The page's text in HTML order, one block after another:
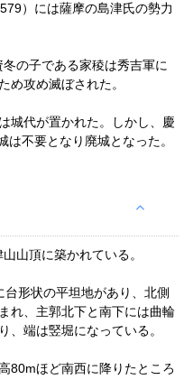
）には薩摩の島津氏の勢力
の子である家稜は秀吉軍に
め攻め滅ぼされた。
城代が置かれた。しかし、慶
は不要となり廃城となった。
山頂に築かれている。
形状の平坦地があり、北側
れ、主郭北下と南下には曲輪
端は竪堀になっている。
80mほど南西に降りたところ